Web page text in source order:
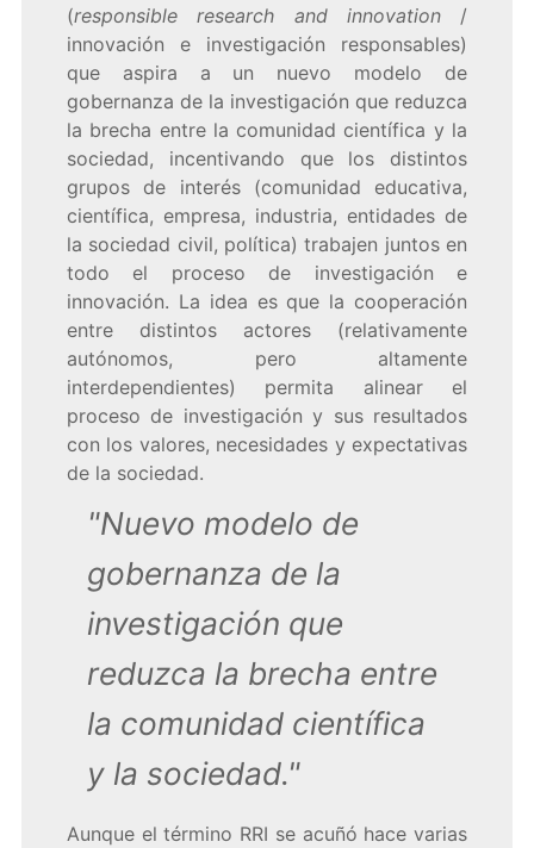
(responsible research and innovation/
innovación e investigación responsables)
que aspira a un nuevo modelo de
gobernanza de la investigación que reduzca
la brecha entre la comunidad científica y la
sociedad, incentivando que los distintos
grupos de interés (comunidad educativa,
científica, empresa, industria, entidades de
la sociedad civil, política) trabajen juntos en
todo el proceso de investigación e
innovación. La idea es que la cooperación
entre distintos actores (relativamente
autónomos, pero altamente
interdependientes) permita alinear el
proceso de investigación y sus resultados
con los valores, necesidades y expectativas
de la sociedad.
"Nuevo modelo de
gobernanza de la
investigación que
reduzca la brecha entre
la comunidad científica
y la sociedad."
Aunque el término RRI se acuñó hace varias